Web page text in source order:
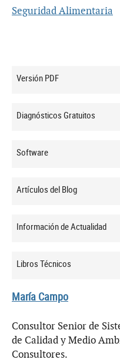
Seguridad Alimentaria
Versión PDF
Diagnósticos Gratuitos
Software
Artículos del Blog
Información de Actualidad
Libros Técnicos
María Campo
Consultor Senior de
de Calidad y Medio
Consultores.